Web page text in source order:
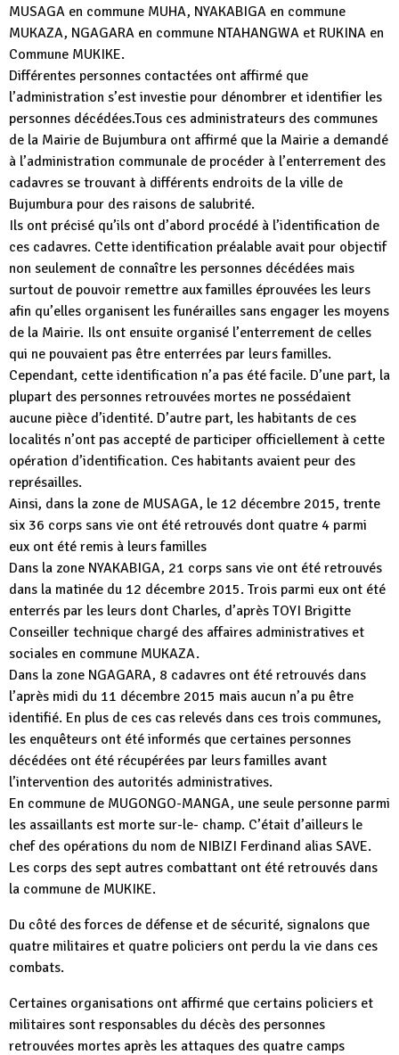
MUSAGA en commune MUHA, NYAKABIGA en commune
MUKAZA, NGAGARA en commune NTAHANGWA et RUKINA en
Commune MUKIKE.
Différentes personnes contactées ont affirmé que
l’administration s’est investie pour dénombrer et identifier les
personnes décédées.Tous ces administrateurs des communes
de la Mairie de Bujumbura ont affirmé que la Mairie a demandé
à l’administration communale de procéder à l’enterrement des
cadavres se trouvant à différents endroits de la ville de
Bujumbura pour des raisons de salubrité.
Ils ont précisé qu’ils ont d’abord procédé à l’identification de
ces cadavres. Cette identification préalable avait pour objectif
non seulement de connaître les personnes décédées mais
surtout de pouvoir remettre aux familles éprouvées les leurs
afin qu’elles organisent les funérailles sans engager les moyens
de la Mairie. Ils ont ensuite organisé l’enterrement de celles
qui ne pouvaient pas être enterrées par leurs familles.
Cependant, cette identification n’a pas été facile. D’une part, la
plupart des personnes retrouvées mortes ne possédaient
aucune pièce d’identité. D’autre part, les habitants de ces
localités n’ont pas accepté de participer officiellement à cette
opération d’identification. Ces habitants avaient peur des
représailles.
Ainsi, dans la zone de MUSAGA, le 12 décembre 2015, trente
six 36 corps sans vie ont été retrouvés dont quatre 4 parmi
eux ont été remis à leurs familles
Dans la zone NYAKABIGA, 21 corps sans vie ont été retrouvés
dans la matinée du 12 décembre 2015. Trois parmi eux ont été
enterrés par les leurs dont Charles, d’après TOYI Brigitte
Conseiller technique chargé des affaires administratives et
sociales en commune MUKAZA.
Dans la zone NGAGARA, 8 cadavres ont été retrouvés dans
l’après midi du 11 décembre 2015 mais aucun n’a pu être
identifié. En plus de ces cas relevés dans ces trois communes,
les enquêteurs ont été informés que certaines personnes
décédées ont été récupérées par leurs familles avant
l’intervention des autorités administratives.
En commune de MUGONGO-MANGA, une seule personne parmi
les assaillants est morte sur-le- champ. C’était d’ailleurs le
chef des opérations du nom de NIBIZI Ferdinand alias SAVE.
Les corps des sept autres combattant ont été retrouvés dans
la commune de MUKIKE.
Du côté des forces de défense et de sécurité, signalons que
quatre militaires et quatre policiers ont perdu la vie dans ces
combats.
Certaines organisations ont affirmé que certains policiers et
militaires sont responsables du décès des personnes
retrouvées mortes après les attaques des quatre camps